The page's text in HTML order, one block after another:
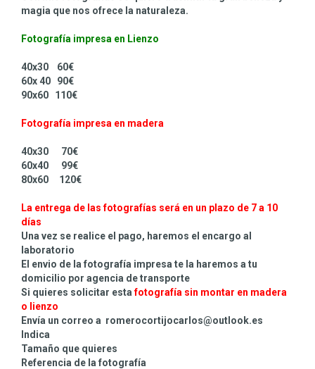
magia que nos ofrece la naturaleza.
Fotografía impresa en Lienzo
40x30 60€
60x 40 90€
90x60 110€
Fotografía impresa en madera
40x30 70€
60x40 99€
80x60 120€
La entrega de las fotografías será en un plazo de 7 a 10
días
Una vez se realice el pago, haremos el encargo al
laboratorio
El envio de la fotografía impresa te la haremos a tu
domicilio por agencia de transporte
Si quieres solicitar estafotografía sin montar en madera
o lienzo
Envía un correo a romerocortijocarlos@outlook.es
Indica
Tamaño que quieres
Referencia de la fotografía